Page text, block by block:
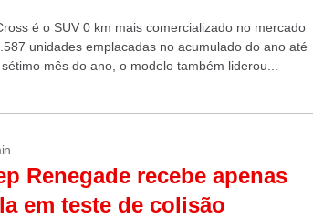
é o SUV 0 km mais comercializado no mercado
unidades emplacadas no acumulado do ano até
mês do ano, o modelo também liderou...
Renegade recebe apenas
em teste de colisão